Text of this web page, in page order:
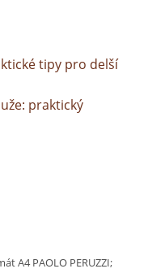
tipy pro delší
praktický
A4 PAOLO PERUZZI;